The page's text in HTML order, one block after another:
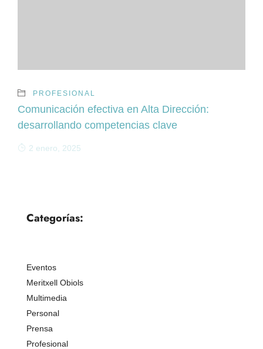
PROFESIONAL
Comunicación efectiva en Alta Dirección:
desarrollando competencias clave
2 enero, 2025
Categorías:
Eventos
Meritxell Obiols
Multimedia
Personal
Prensa
Profesional